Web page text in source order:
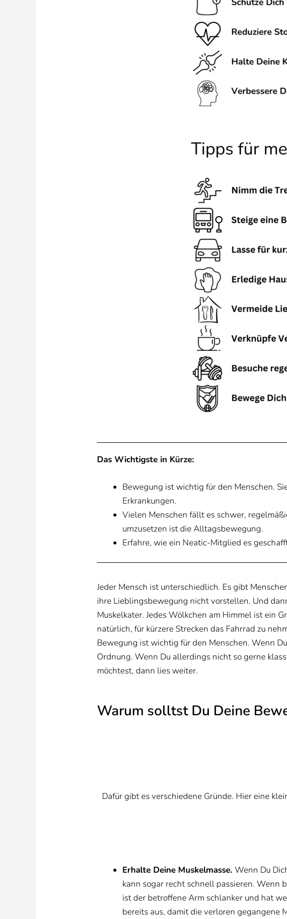
Das Wichtigste in Kürze:
Bewegung ist wichtig für den Menschen.
Erkrankungen.
Vielen Menschen fällt es schwer,
umzusetzen ist die Alltagsbewegung.
Erfahre, wie ein Neatic-Mitglied es
Jeder Mensch ist unterschiedlich. Es gibt
ihre Lieblingsbewegung nicht vorstellen. Und
Muskelkater. Jedes Wölkchen am Himmel ist ein
natürlich, für kürzere Strecken das Fahrrad zu
Bewegung ist wichtig für den Menschen. Wenn
Ordnung. Wenn Du allerdings nicht so gerne
möchtest, dann lies weiter.
Warum solltst Du Deine
Dafür gibt es verschiedene Gründe. Hier eine
Erhalte Deine Muskelmasse.Wenn Du
kann sogar recht schnell passieren. Wenn
ist der betroffene Arm schlanker und hat
bereits aus, damit die verloren gegangene